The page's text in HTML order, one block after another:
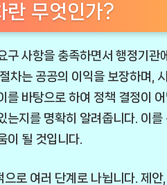
란 무엇인가?
구 사항을 충족하면서 행정기
차는 공공의 이익을 보장하며,
를 바탕으로 하여 정책 결정이
는지를 명확히 알려줍니다. 이
이 될 것입니다.
로 여러 단계로 나뉩니다. 제